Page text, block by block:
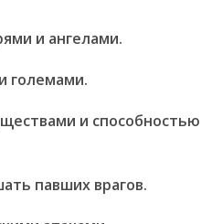
и ангелами.
големами.
и способностью
павших врагов.